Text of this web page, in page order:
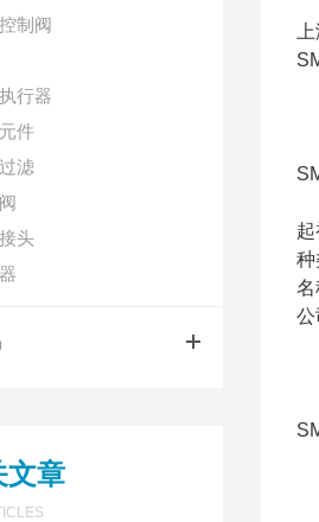
制阀
行器
件
滤
头
文章
种
名
公